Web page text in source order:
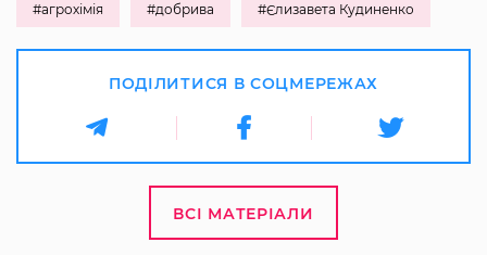
#агрохімія #добрива #Єлизавета Кудиненко
ПОДІЛИТИСЯ В СОЦМЕРЕЖАХ
ВСІ МАТЕРІАЛИ